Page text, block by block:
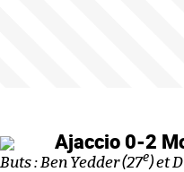
Ajaccio 0-2
Buts : Ben Yedder (27e) et